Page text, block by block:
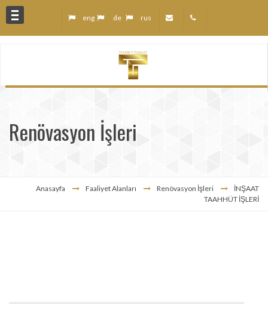
eng de rus
Renövasyon İşleri
Anasayfa Faaliyet Alanları Renövasyon İşleri
İNŞAAT
TAAHHÜT İŞLERİ